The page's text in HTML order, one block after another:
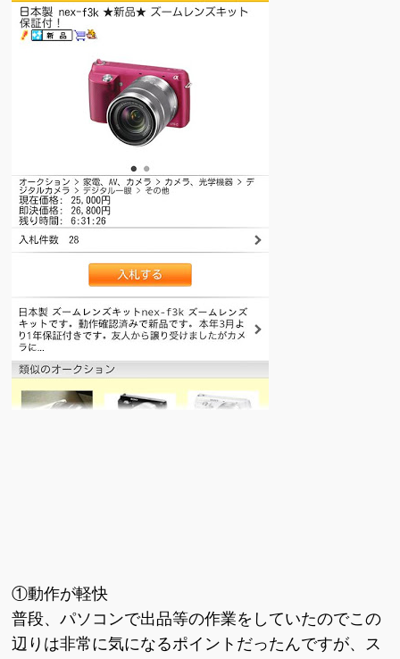
①動作が軽快
普段、パソコンで出品等の作業をしていたのでこの
辺りは非常に気になるポイントだったんですが、ス